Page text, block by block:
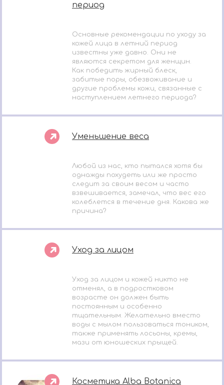
период
Основные рекомендации по уходу за
кожей лица в летний период
известны уже давно. Они не
являются секретом для женщин.
Как победить жирный блеск,
забитые поры, обезвоживание и
другие проблемы кожи, связанные с
наступлением летнего периода?
Уменьшение веса
Любой из нас, кто пытался хотя бы
однажды похудеть или же просто
следит за своим весом и часто
взвешивается, замечал, что вес его
колеблется в течение дня. Какова же
причина?
Уход за лицом
Уход за лицом и кожей никто не
отменял, а в подростковом
возрасте он должен быть
постоянным и особенно
тщательным. Желательно вместо
воды с мылом пользоваться тоником,
также применять лосьоны, кремы,
мази от юношеских прыщей.
Косметика Alba Botanica